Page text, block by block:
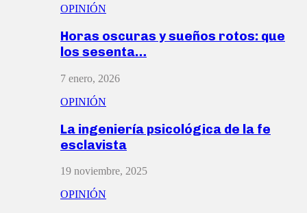
OPINIÓN
Horas oscuras y sueños rotos: que
los sesenta…
7 enero, 2026
OPINIÓN
La ingeniería psicológica de la fe
esclavista
19 noviembre, 2025
OPINIÓN